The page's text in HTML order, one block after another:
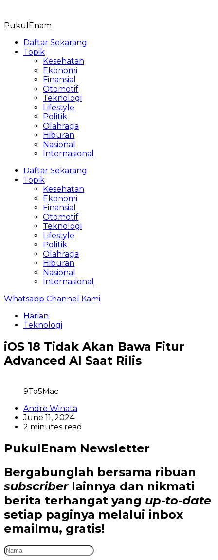
content
PukulEnam
Daftar Sekarang
Topik
Kesehatan
Ekonomi
Finansial
Otomotif
Teknologi
Lifestyle
Politik
Olahraga
Hiburan
Nasional
Internasional
Daftar Sekarang
Topik
Kesehatan
Ekonomi
Finansial
Otomotif
Teknologi
Lifestyle
Politik
Olahraga
Hiburan
Nasional
Internasional
Whatsapp Channel Kami
Harian
Teknologi
iOS 18 Tidak Akan Bawa Fitur
Advanced AI Saat Rilis
9To5Mac
Andre Winata
June 11, 2024
2 minutes read
PukulEnam Newsletter
Bergabunglah bersama ribuan
subscriberlainnya dan nikmati
berita terhangat yang up-to-date
setiap paginya melalui inbox
emailmu, gratis!